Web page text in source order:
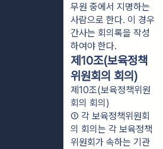
무원 중에서 지명하는
사람으로 한다. 이 경우
간사는 회의록을 작성
하여야 한다.
제10조(보육정책
위원회의 회의)
제10조(보육정책위원
회의 회의)
① 각 보육정책위원회
의 회의는 각 보육정책
위원회가 속하는 기관